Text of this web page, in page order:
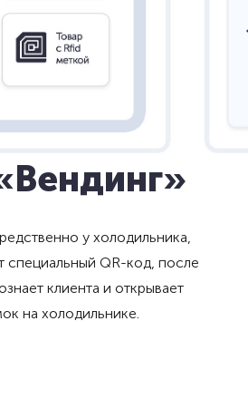
у холодильника,
специальный QR-код, после
клиента и открывает
на холодильнике.